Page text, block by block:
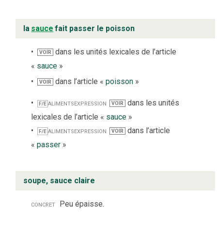
la sauce fait passer le poisson
VOIR
dans les unités lexicales de l’article
« sauce »
VOIR dans l’article «poisson »
F/E alimentsexpression VOIR
dans les unités
lexicales de l’article « sauce »
F/E alimentsexpression VOIR
dans l’article
« passer »
soupe, sauce claire
concret Peu épaisse.